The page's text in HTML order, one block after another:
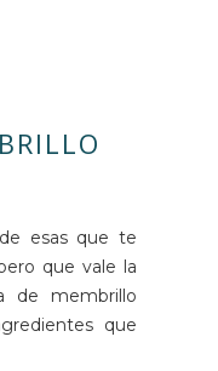
esas que te
que vale la
de membrillo
que